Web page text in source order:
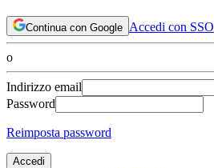
Continua con Google Accedi con SSO
o
Indirizzo email
Password
Reimposta password
Accedi